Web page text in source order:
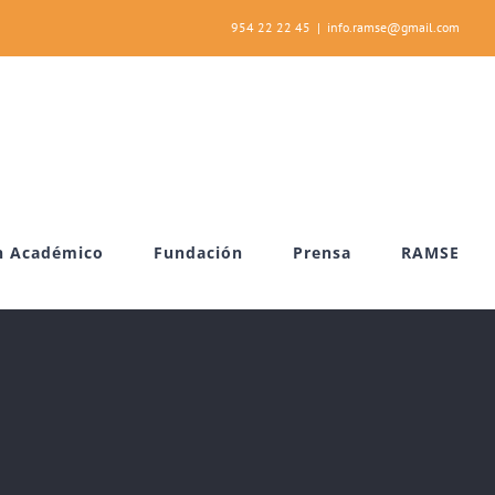
954 22 22 45 | info.ramse@gmail.com
Académico Fundación Prensa RAMSE